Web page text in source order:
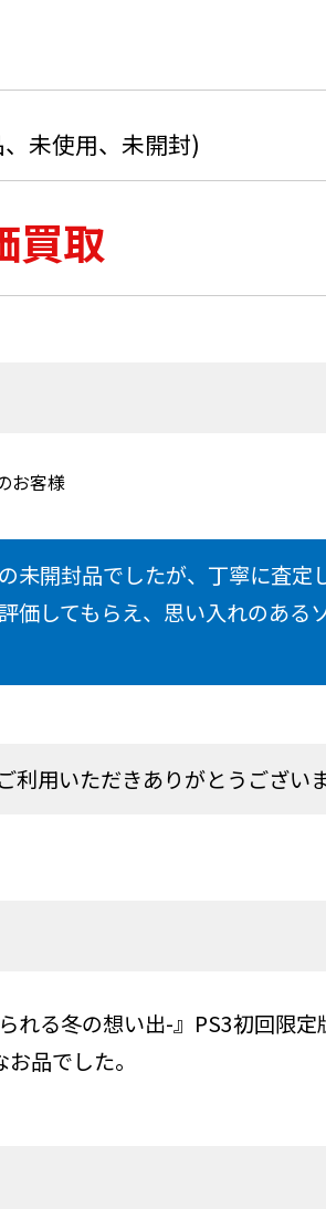
未使用、未開封)
買取
お客様
未開封品でしたが、丁寧に査定
価してもらえ、思い入れのある
利用いただきありがとうござい
れる冬の想い出-』PS3初回限
品でした。